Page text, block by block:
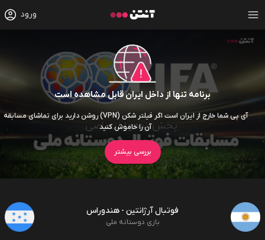
ورود
برنامه تنها از داخل ایران قابل مشاهده است
آی پی شما خارج از ایران است اگر فیلتر شکن (VPN) روشن دارید برای تماشای مسابقه
آن را خاموش کنید
بررسی بیشتر
فوتبال آرژانتین - هندوراس
بازی دوستانه ملی